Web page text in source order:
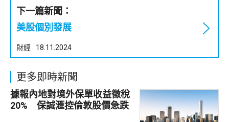
下一篇新聞：
美股個別發展
財經 18.11.2024
更多即時新聞
據報內地對境外保單收益徵稅
20% 保誠滙控倫敦股價急跌